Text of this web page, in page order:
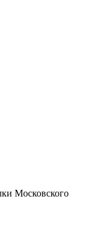
Московского